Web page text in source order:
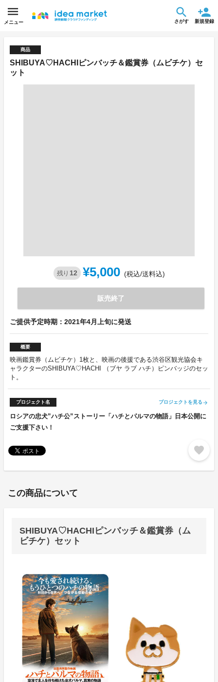
メニュー さがす 新規登録
商品
SHIBUYA♡HACHIピンバッチ＆鑑賞券（ムビチケ）セ
ット
残り 12 ¥5,000 (税込/送料込)
販売終了
ご提供予定時期：2021年4月上旬に発送
概要
映画鑑賞券（ムビチケ）1枚と、映画の後援である渋谷区観光協会キ
ャラクターのSHIBUYA♡HACHI （ブヤ ラブ ハチ）ピンバッジのセッ
ト。
プロジェクト名 プロジェクトを見る arrow_forward
ロシアの忠犬”ハチ公”ストーリー「ハチとパルマの物語」日本公開に
ご支援下さい！
favorite
この商品について
SHIBUYA♡HACHIピンバッチ＆鑑賞券（ム
ビチケ）セット